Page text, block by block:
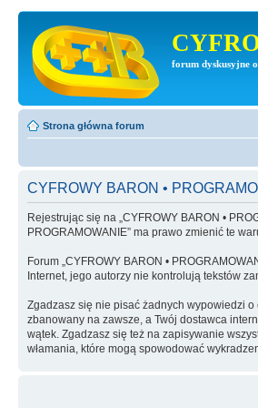
forum dyskusyjne
Strona główna forum
CYFROWY BARON •
Rejestrując się na „CYFROWY BARON •
PROGRAMOWANIE” ma prawo zmienić te
Forum „CYFROWY BARON •
Internet, jego autorzy nie kontrolują tekstów
Zgadzasz się nie pisać żadnych wypowiedzi
zbanowany na zawsze, a Twój dostawca
wątek. Zgadzasz się też na zapisywanie
włamania, które mogą spowodować